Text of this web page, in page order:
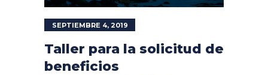
SEPTIEMBRE 4, 2019
Taller para la solicitud de
beneficios